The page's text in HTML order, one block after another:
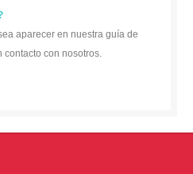
aparecer en nuestra guía de
contacto con nosotros.